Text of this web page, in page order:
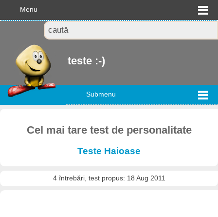
Menu
teste :-)
Submenu
Cel mai tare test de personalitate
Teste Haioase
4 întrebări, test propus: 18 Aug 2011